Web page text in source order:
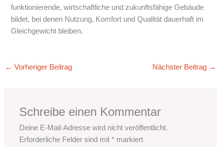
funktionierende, wirtschaftliche und zukunftsfähige Gebäude
bildet, bei denen Nutzung, Komfort und Qualität dauerhaft im
Gleichgewicht bleiben.
← Vorheriger Beitrag Nächster Beitrag →
Schreibe einen Kommentar
Deine E-Mail-Adresse wird nicht veröffentlicht.
Erforderliche Felder sind mit* markiert